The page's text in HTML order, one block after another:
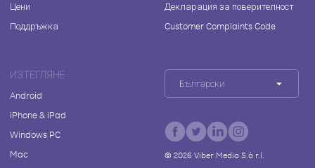
Цени
Поддръжка
Декларация за поверителност
Customer Complaints Code
ИЗТЕГЛЯНЕ
Android
iPhone & iPad
Windows PC
Mac
Български
© 2026Viber Media S.à r.l.